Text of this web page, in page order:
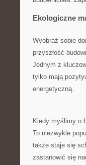
Ekologiczne
Wyobraź sobie
przyszłość
Jednym z
tylko mają
energetyczną.
Kiedy myślimy o
To niezwykle
także staje się
zastanowić⁣ się